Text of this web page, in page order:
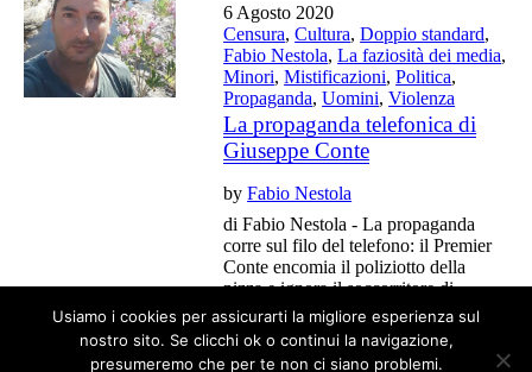
6 Agosto 2020
Censura,Cultura,Doppio standard,
Fabio Nestola,La faziosità dei media,
Minori,Mistificazioni,Politica,
Propaganda,Uomini,Violenza
La propaganda telefonica di
Giuseppe Conte
byFabio Nestola
di Fabio Nestola - La propaganda
corre sul filo del telefono: il Premier
Conte encomia il poliziotto della
pizza e ignora il soccorritore di
quattro bambini.
Usiamo i cookies per assicurarti la migliore esperienza sul
nostro sito. Se clicchi ok o continui la navigazione,
presumeremo che per te non ci siano problemi.